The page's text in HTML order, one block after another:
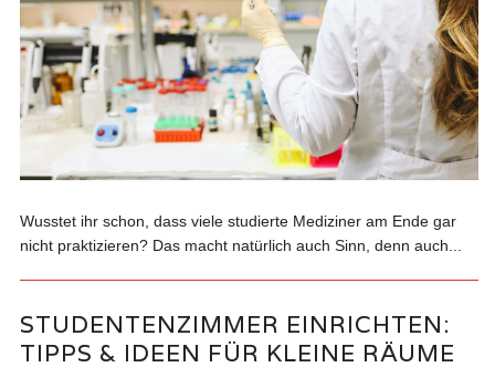
Wusstet ihr schon, dass viele studierte Mediziner am Ende gar
nicht praktizieren? Das macht natürlich auch Sinn, denn auch...
STUDENTENZIMMER EINRICHTEN:
TIPPS & IDEEN FÜR KLEINE RÄUME